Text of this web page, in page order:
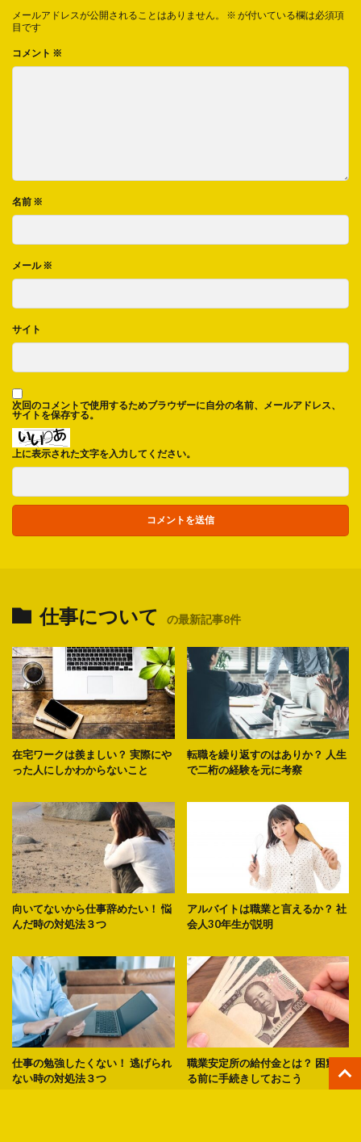
メールアドレスが公開されることはありません。 ※ が付いている欄は必須項
目です
コメント ※
名前 ※
メール※
サイト
次回のコメントで使用するためブラウザーに自分の名前、メールアドレス、
サイトを保存する。
上に表示された文字を入力してください。
仕事について の最新記事8件
在宅ワークは羨ましい？ 実際にや
った人にしかわからないこと
転職を繰り返すのはありか？ 人生
で二桁の経験を元に考察
向いてないから仕事辞めたい！ 悩
んだ時の対処法３つ
アルバイトは職業と言えるか？ 社
会人30年生が説明
仕事の勉強したくない！ 逃げられ
ない時の対処法３つ
職業安定所の給付金とは？ 困窮す
る前に手続きしておこう